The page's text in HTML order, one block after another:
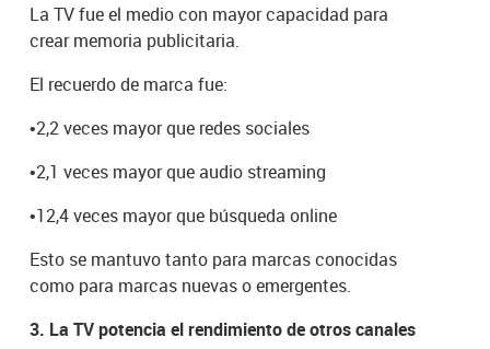
La TV fue el medio con mayor capacidad para
crear memoria publicitaria.
El recuerdo de marca fue:
•2,2 veces mayor que redes sociales
•2,1 veces mayor que audio streaming
•12,4 veces mayor que búsqueda online
Esto se mantuvo tanto para marcas conocidas
como para marcas nuevas o emergentes.
3. La TV potencia el rendimiento de otros canales